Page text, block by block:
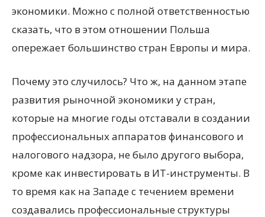
экономики. Можно с полной ответственностью
сказать, что в этом отношении Польша
опережает большинство стран Европы и мира.
Почему это случилось? Что ж, на данном этапе
развития рыночной экономики у стран,
которые на многие годы отставали в создании
профессиональных аппаратов финансового и
налогового надзора, не было другого выбора,
кроме как инвестировать в ИТ-инструменты. В
то время как на Западе с течением времени
создавались профессиональные структуры